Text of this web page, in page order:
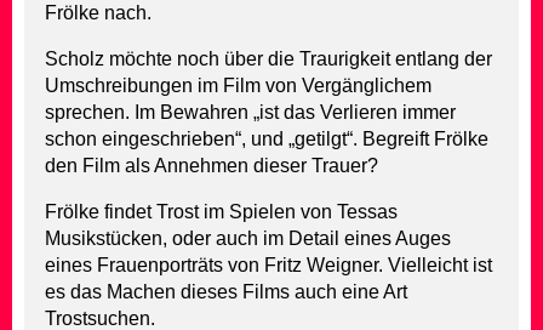
Frölke nach.
Scholz möchte noch über die Traurigkeit entlang der
Umschreibungen im Film von Vergänglichem
sprechen. Im Bewahren „ist das Verlieren immer
schon eingeschrieben“, und „getilgt“. Begreift Frölke
den Film als Annehmen dieser Trauer?
Frölke findet Trost im Spielen von Tessas
Musikstücken, oder auch im Detail eines Auges
eines Frauenporträts von Fritz Weigner. Vielleicht ist
es das Machen dieses Films auch eine Art
Trostsuchen.